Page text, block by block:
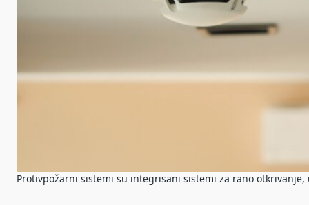
Protivpožarni sistemi su integrisani sistemi za rano